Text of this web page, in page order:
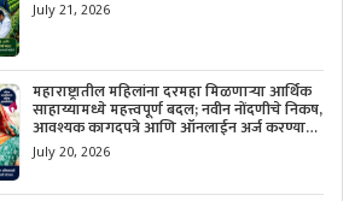
July 21, 2026
महाराष्ट्रातील महिलांना दरमहा मिळणाऱ्या आर्थिक
साहाय्यामध्ये महत्त्वपूर्ण बदल; नवीन नोंदणीचे निकष,
आवश्यक कागदपत्रे आणि ऑनलाईन अर्ज करण्याची
सोपी प्रक्रिया जाणून घ्या.
July 20, 2026